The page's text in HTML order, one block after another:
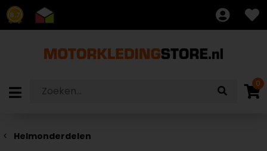
8.7
0
Helmonderdelen